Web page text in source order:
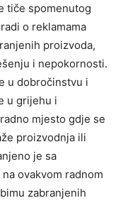
tiče spomenutog
o reklamama
proizvoda,
i nepokornosti.
u dobročinstvu i
u grijehu i
mjesto gdje se
proizvodnja ili
je sa
ovakvom radnom
zabranjenih